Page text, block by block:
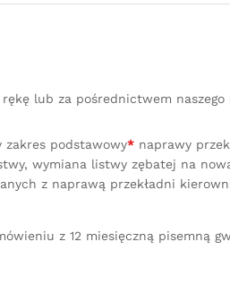
quantity
lub za pośrednictwem
zakres podstawowy* naprawy
wymiana listwy zębatej na
z naprawą przekładni
z 12 miesięczną pisemną